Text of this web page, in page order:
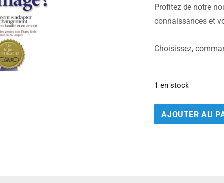
Profitez de notre
connaissances et
Choisissez,
1 en stock
AJOUTER AU